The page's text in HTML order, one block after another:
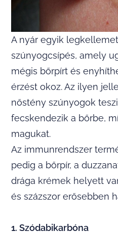
A nyár egyik
szúnyogcsípés, amely
mégis bőrpírt és
érzést okoz. Az ilyen
nőstény szúnyogok
fecskendezik a bőrbe,
magukat.
Az immunrendszer
pedig a bőrpír, a
drága krémek helyett
és százszor erősebben
1. Szódabikarbóna